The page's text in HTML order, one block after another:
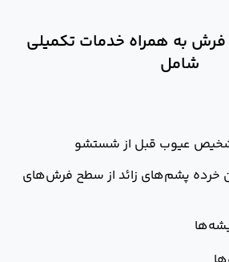
به همراه خدمات تکمیلی
شامل
عیوب قبل از شستشو
خرده پشم‌های زائد از سطح فرش‌های